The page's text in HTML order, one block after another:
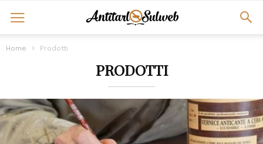
Home Prodotti
PRODOTTI